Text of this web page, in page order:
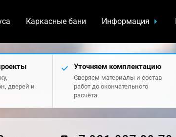
Каркасные бани Информация
дверей и
Уточняем комплектацию
Сверяем материалы и состав
работ до окончательного
расчёта.